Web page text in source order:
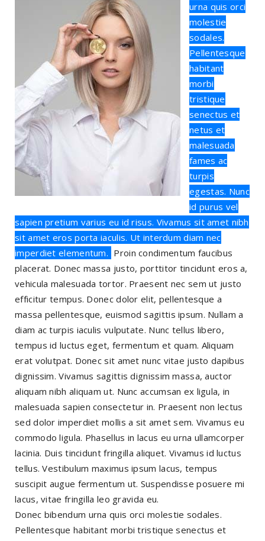
urna quis orci
molestie
sodales.
Pellentesque
habitant
morbi
tristique
senectus et
netus et
malesuada
fames ac
turpis
egestas. Nunc
id purus vel
sapien pretium varius eu id risus. Vivamus sit amet nibh
sit amet eros porta iaculis. Ut interdum diam nec
imperdiet elementum. Proin condimentum faucibus
placerat. Donec massa justo, porttitor tincidunt eros a,
vehicula malesuada tortor. Praesent nec sem ut justo
efficitur tempus. Donec dolor elit, pellentesque a
massa pellentesque, euismod sagittis ipsum. Nullam a
diam ac turpis iaculis vulputate. Nunc tellus libero,
tempus id luctus eget, fermentum et quam. Aliquam
erat volutpat. Donec sit amet nunc vitae justo dapibus
dignissim. Vivamus sagittis dignissim massa, auctor
aliquam nibh aliquam ut. Nunc accumsan ex ligula, in
malesuada sapien consectetur in. Praesent non lectus
sed dolor imperdiet mollis a sit amet sem. Vivamus eu
commodo ligula. Phasellus in lacus eu urna ullamcorper
lacinia. Duis tincidunt fringilla aliquet. Vivamus id luctus
tellus. Vestibulum maximus ipsum lacus, tempus
suscipit augue fermentum ut. Suspendisse posuere mi
lacus, vitae fringilla leo gravida eu.
Donec bibendum urna quis orci molestie sodales.
Pellentesque habitant morbi tristique senectus et